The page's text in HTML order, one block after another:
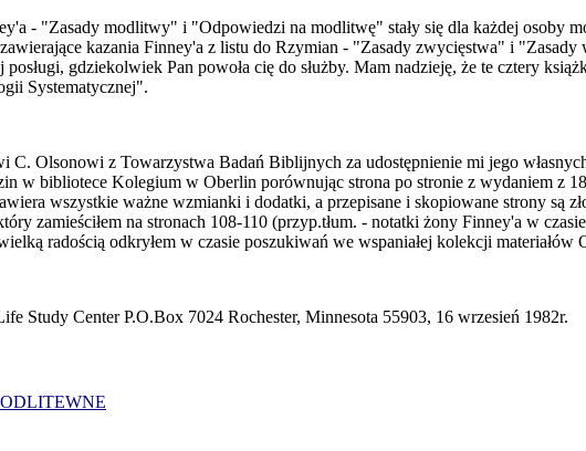
- "Zasady modlitwy" i "Odpowiedzi na modlitwę" stały się dla każdej osoby
kazania Finney'a z listu do Rzymian - "Zasady zwycięstwa" i "Zasady
gdziekolwiek Pan powoła cię do służby. Mam nadzieję, że te cztery
Systematycznej".
C. Olsonowi z Towarzystwa Badań Biblijnych za udostępnienie mi jego
w bibliotece Kolegium w Oberlin porównując strona po stronie z wydaniem z
wszystkie ważne wzmianki i dodatki, a przepisane i skopiowane strony są
zamieściłem na stronach 108-110 (przyp.tłum. - notatki żony Finney'a w
radością odkryłem w czasie poszukiwań we wspaniałej kolekcji materiałów
Study Center P.O.Box 7024 Rochester, Minnesota 55903, 16 wrzesień 1982r.